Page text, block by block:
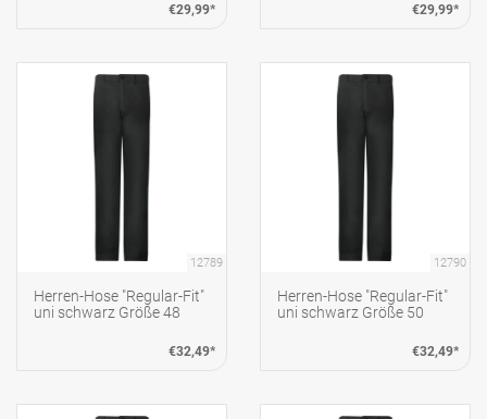
€29,99* €29,99*
12789
Herren-Hose "Regular-Fit"
uni schwarz Größe 48
€32,49*
12790
Herren-Hose "Regular-Fit"
uni schwarz Größe 50
€32,49*